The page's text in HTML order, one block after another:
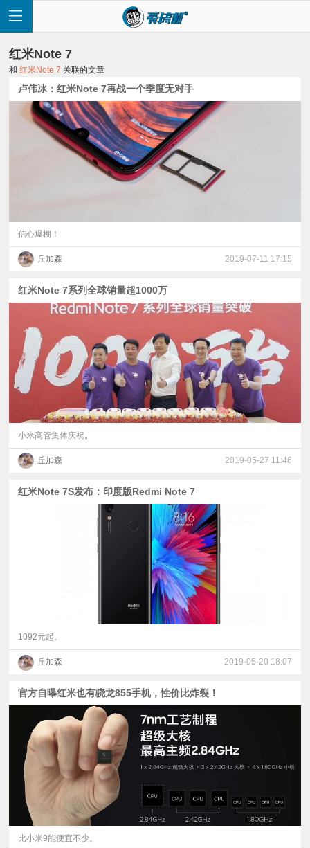
评
测
频
普
红米Note 7
和红米Note 7 关联的文章
卢伟冰：红米Note 7再战一个季度无对手
信心爆棚！
丘加森 2019-07-11 17:15
红米Note 7系列全球销量超1000万
小米高管集体庆祝。
丘加森 2019-05-27 11:46
红米Note 7S发布：印度版Redmi Note 7
1092元起。
丘加森 2019-05-20 18:07
官方自曝红米也有骁龙855手机，性价比炸裂！
比小米9能便宜不少。